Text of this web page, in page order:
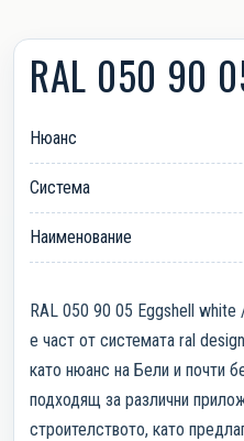
RAL 050 90
Нюанс
Система
Наименование
RAL 050 90 05 Eggshell
е част от системата ral
като нюанс на Бели и почти
подходящ за различни
строителството, като